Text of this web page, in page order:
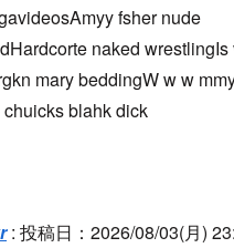
fsher nude
naked
mary beddingW w w
blahk dick
: 投稿日：2026/08/03(月)